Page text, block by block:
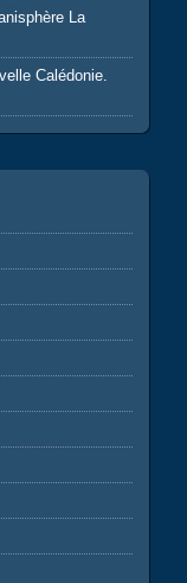
La
Calédonie.